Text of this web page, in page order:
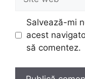
web
Salvează-mi
acest
să comentez.